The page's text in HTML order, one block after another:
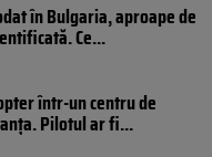
în Bulgaria, aproape de
Ce...
într-un centru de
Pilotul ar fi...